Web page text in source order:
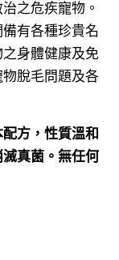
之危疾寵物。
有各種珍貴名
身體健康及免
脫毛問題及各
方，性質溫和
真菌。無任何